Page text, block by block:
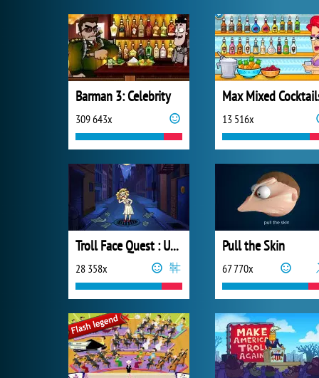
Barman 3: Celebrity
309 643x
Max Mixed
13 516x
Troll Face Quest : USA Adventure
28 358x
Pull the Skin
67 770x